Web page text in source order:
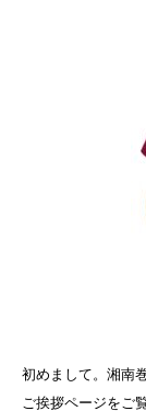
初めまして。湘南
ご挨拶ページをご